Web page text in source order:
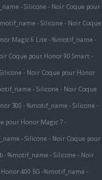
- Silicone - Noir Coque pour
- Silicone - Noir Coque
Magic 6 Lite - %motif_name -
Coque pour Honor 90 Smart -
- Noir Coque pour Honor
- Silicone - Noir Coque
300 - %motif_name - Silicone -
pour Honor Magic 7 -
- Silicone - Noir Coque pour
- %motif_name - Silicone - Noir
400 5G -%motif_name -